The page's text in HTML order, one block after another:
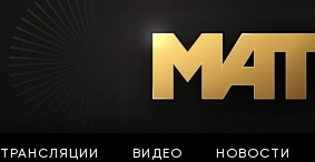
ТРАНСЛЯЦИИ ВИДЕО НОВОСТИ